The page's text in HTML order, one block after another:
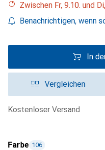
Zwischen Fr, 9.10. und
Benachrichtigen, wenn
In
Vergleichen
kostenloser Versand
Farbe 106